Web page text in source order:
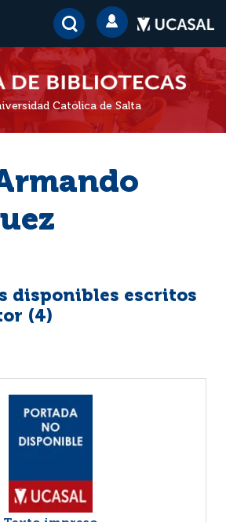
Católica de Salta
disponibles escritos
(4)